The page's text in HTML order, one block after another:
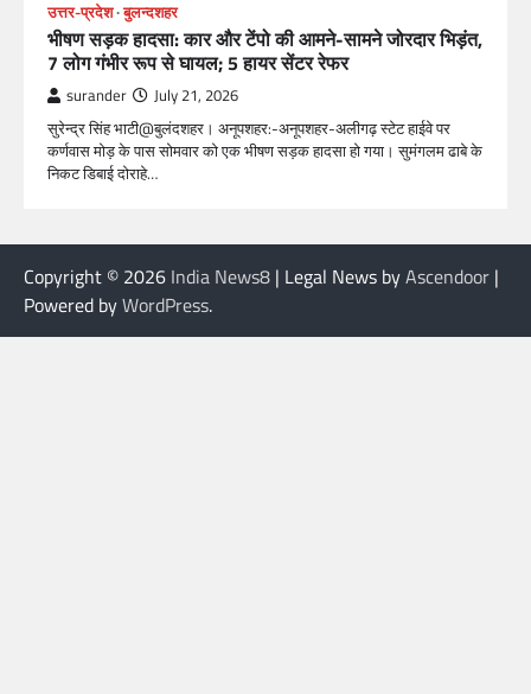
उत्तर-प्रदेश बुलन्दशहर
भीषण सड़क हादसा: कार और टेंपो की आमने-सामने जोरदार भिड़ंत,
7 लोग गंभीर रूप से घायल; 5 हायर सेंटर रेफर​
surander July 21, 2026
सुरेन्द्र सिंह भाटी@बुलंदशहर। अनूपशहर:-अनूपशहर-अलीगढ़ स्टेट हाईवे पर
कर्णवास मोड़ के पास सोमवार को एक भीषण सड़क हादसा हो गया। सुमंगलम ढाबे के
निकट डिबाई दोराहे…
Copyright © 2026 India News8 | Legal News byAscendoor |
Powered byWordPress.